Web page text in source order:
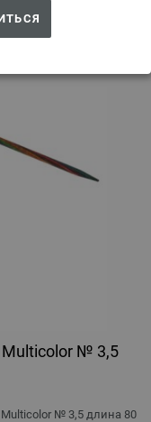
Multicolor № 3,5
Multicolor № 3,5 длина 80